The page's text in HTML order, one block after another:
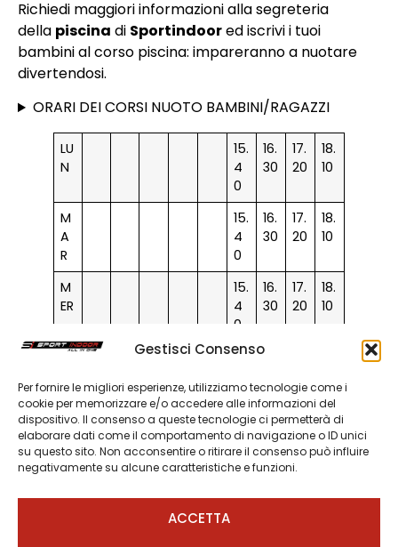
Gestisci Consenso
Per fornire le migliori esperienze, utilizziamo tecnologie come i
cookie per memorizzare e/o accedere alle informazioni del
dispositivo. Il consenso a queste tecnologie ci permetterà di
elaborare dati come il comportamento di navigazione o ID unici
su questo sito. Non acconsentire o ritirare il consenso può influire
negativamente su alcune caratteristiche e funzioni.
ACCETTA
Richiedi maggiori informazioni alla segreteria
della piscina di Sportindoored iscrivi i tuoi
bambini al corso piscina: impareranno a nuotare
divertendosi.
ORARI DEI CORSI NUOTO BAMBINI/RAGAZZI
LU
N
15.
4
0
16.
30
17.
20
18.
10
M
A
R
15.
4
0
16.
30
17.
20
18.
10
M
ER
15.
4
0
16.
30
17.
20
18.
10
GI
15.
0
16.
V
E
N
15.
4
0
16.
30
17.
20
18.
10
S
9.
10.
11.
11.
4
14.
4
15.